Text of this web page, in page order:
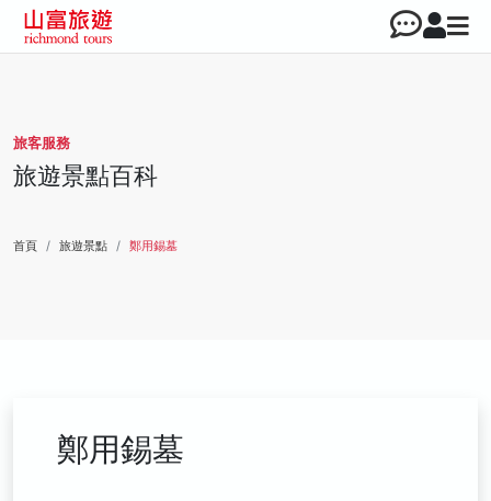
旅客服務
旅遊景點百科
首頁 旅遊景點 鄭用錫墓
鄭用錫墓